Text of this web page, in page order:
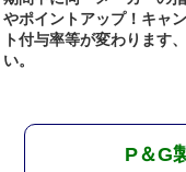
やポイントアップ！キャ
ト付与率等が変わります
い。
P＆G